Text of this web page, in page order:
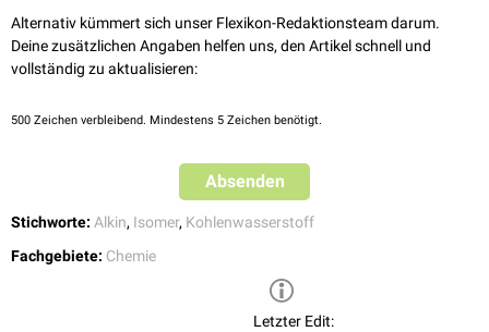
Alternativ kümmert sich unser Flexikon-Redaktionsteam darum.
Deine zusätzlichen Angaben helfen uns, den Artikel schnell und
vollständig zu aktualisieren:
500 Zeichen verbleibend. Mindestens 5 Zeichen benötigt.
Absenden
Stichworte: Alkin, Isomer, Kohlenwasserstoff
Fachgebiete: Chemie
Letzter Edit: